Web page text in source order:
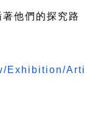
他們的探究路
Exhibition/Arti